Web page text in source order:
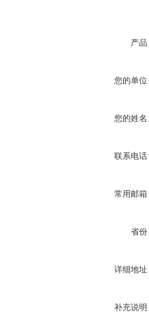
产品
您的单位
您的姓名
联系电话
常用邮箱
省份
详细地址
补充说明